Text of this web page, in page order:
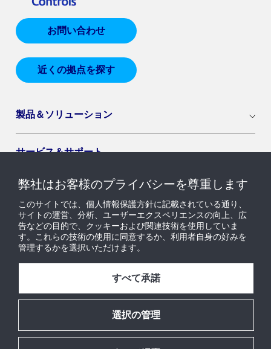
お問い合わせ
近くの拠点を探す
製品＆ソリューション
サービス＆サポート
導入セグメント
ニュース & インサイト
採用情報
当社について
弊社はお客様のプライバシーを尊重します
このサイトでは、個人情報保護方針に記載されている通り、
サイトの運営、分析、ユーザーエクスペリエンスの向上、広
告などの目的で、クッキーおよび関連技術を使用していま
す。これらの技術の使用に同意するか、利用者自身の好みを
管理するかを選択いただけます。
選択の管理
すべて承諾